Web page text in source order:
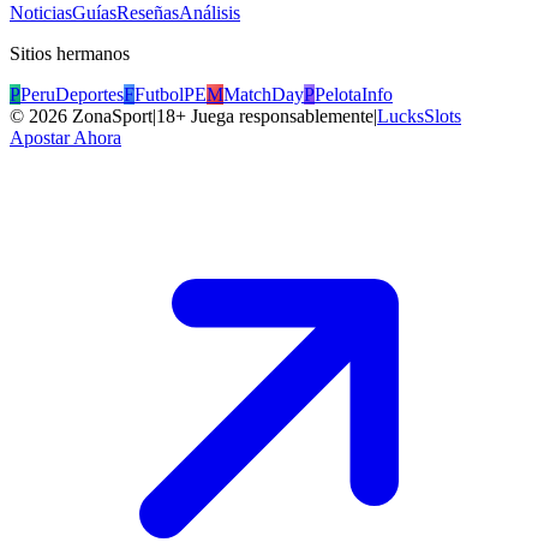
NoticiasGuíasReseñasAnálisis
Sitios hermanos
PPeruDeportesFFutbolPEMMatchDayPPelotaInfo
© 2026 ZonaSport|18+ Juega responsablemente|LucksSlots
Apostar Ahora